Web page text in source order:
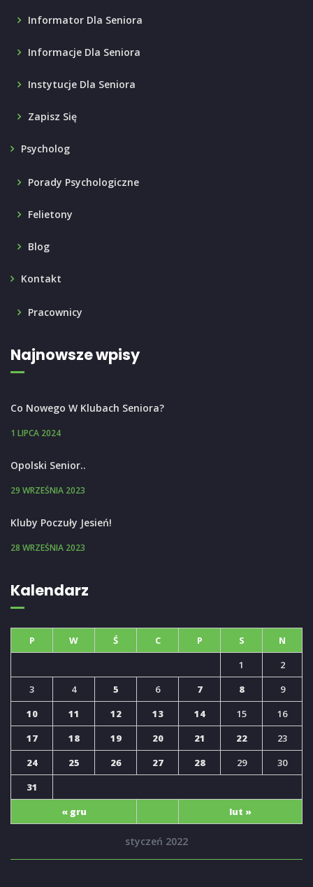
Informator Dla Seniora
Informacje Dla Seniora
Instytucje Dla Seniora
Zapisz Się
Psycholog
Porady Psychologiczne
Felietony
Blog
Kontakt
Pracownicy
Najnowsze wpisy
Co Nowego W Klubach Seniora?
1 LIPCA 2024
Opolski Senior..
29 WRZEŚNIA 2023
Kluby Poczuły Jesień!
28 WRZEŚNIA 2023
Kalendarz
styczeń 2022
P W Ś C P S N
« gru lut »
1
2
3
4 5 6 7 8
9
10
11 12 13 14 15
16
17
18 19 20 21 22
23
24
25 26 27 28 29
30
31